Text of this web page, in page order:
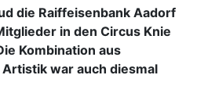
die Raiffeisenbank Aadorf
in den Circus Knie
Kombination aus
war auch diesmal